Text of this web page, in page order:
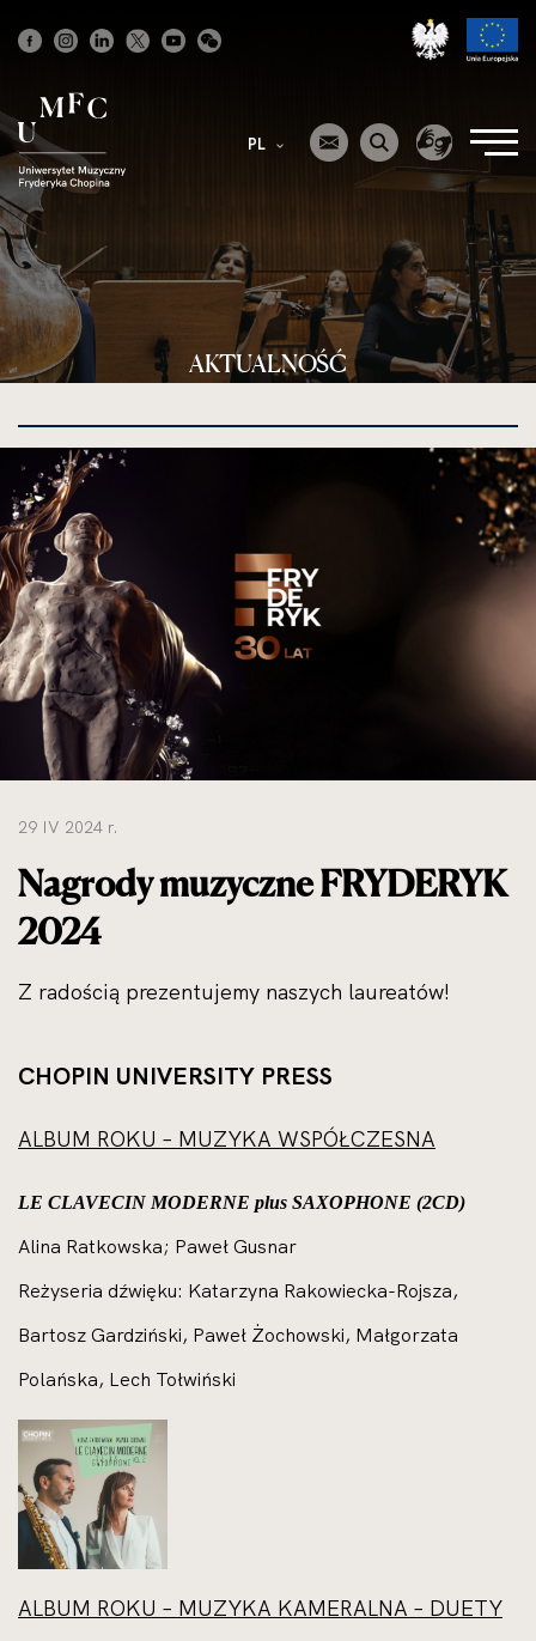
główna
PL
AKTUALNOŚĆ
do
rozmiarów
oryginalnych
29 IV 2024 r.
Nagrody muzyczne FRYDERYK
2024
Z radością prezentujemy naszych laureatów!
CHOPIN UNIVERSITY PRESS
ALBUM ROKU – MUZYKA WSPÓŁCZESNA
LE CLAVECIN MODERNE plus SAXOPHONE (2CD)
Alina Ratkowska; Paweł Gusnar
Reżyseria dźwięku: Katarzyna Rakowiecka-Rojsza,
Bartosz Gardziński, Paweł Żochowski, Małgorzata
Polańska, Lech Tołwiński
ALBUM ROKU – MUZYKA KAMERALNA – DUETY